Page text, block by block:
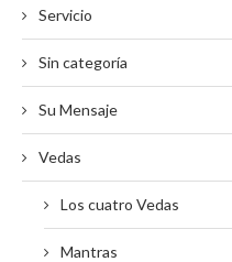
Servicio
Sin categoría
Su Mensaje
Vedas
Los cuatro Vedas
Mantras